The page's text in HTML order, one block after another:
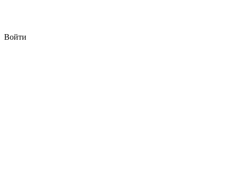
Войти